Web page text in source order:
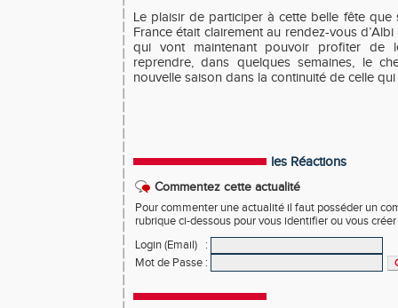
Le plaisir de participer à cette belle fête que
France était clairement au rendez-vous
qui vont maintenant pouvoir profiter de
reprendre, dans quelques semaines, le
nouvelle saison dans la continuité de celle
les Réactions
Commentez cette actualité
Pour commenter une actualité il faut posséder un
rubrique ci-dessous pour vous identifier ou vous
Login (Email)
:
Mot de Passe :